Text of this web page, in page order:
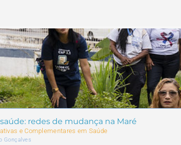
redes de mudança na Maré
e Complementares em Saúde
Gonçalves